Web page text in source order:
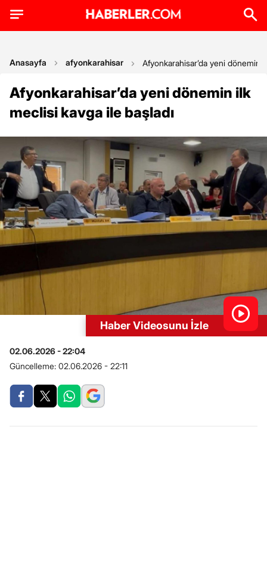
Anasayfa afyonkarahisar Afyonkarahisar’da yeni dönemin
Afyonkarahisar’da yeni dönemin ilk
meclisi kavga ile başladı
Haber Videosunu İzle
02.06.2026 - 22:04
Güncelleme: 02.06.2026 - 22:11